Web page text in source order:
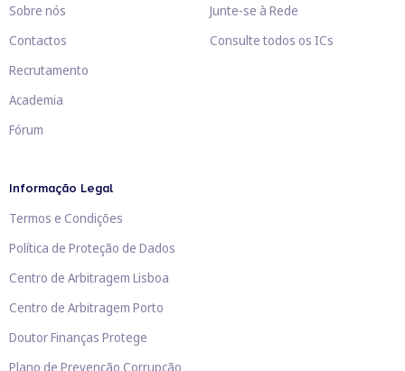
Sobre nós
Contactos
Recrutamento
Academia
Fórum
Junte-se à Rede
Consulte todos os ICs
Informação Legal
Termos e Condições
Política de Proteção de Dados
Centro de Arbitragem Lisboa
Centro de Arbitragem Porto
Doutor Finanças Protege
Plano de Prevenção Corrupção